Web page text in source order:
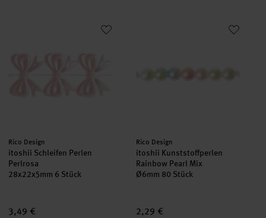
itoshii Schleifen Perlen Perlrosa
Hersteller:
Rico Design
itoshii Schleifen Perlen
Perlrosa
28x22x5mm 6 Stück
3,49 €
itoshii Kunststoffperlen
Hersteller:
Rico Design
itoshii Kunststoffperlen
Rainbow Pearl Mix
Ø6mm 80 Stück
2,29 €